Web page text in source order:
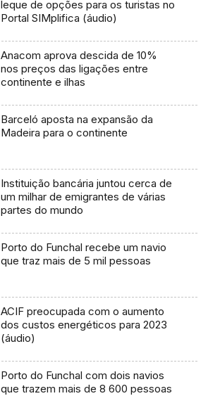
leque de opções para os turistas no
Portal SIMplifica (áudio)
Anacom aprova descida de 10%
nos preços das ligações entre
continente e ilhas
Barceló aposta na expansão da
Madeira para o continente
Instituição bancária juntou cerca de
um milhar de emigrantes de várias
partes do mundo
Porto do Funchal recebe um navio
que traz mais de 5 mil pessoas
ACIF preocupada com o aumento
dos custos energéticos para 2023
(áudio)
Porto do Funchal com dois navios
que trazem mais de 8 600 pessoas